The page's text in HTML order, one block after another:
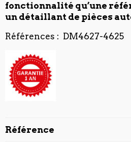
fonctionnalité qu’une
un détaillant de pièces
Références : DM4627-4625
Référence